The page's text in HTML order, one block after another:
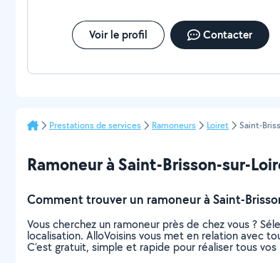
Voir le profil Contacter
Prestations de services Ramoneurs Loiret Saint-
Ramoneur à Saint-Brisson-sur-
Comment trouver un ramoneur à Saint-
Vous cherchez un ramoneur près de chez vous ?
localisation. AlloVoisins vous met en relation avec
C’est gratuit, simple et rapide pour réaliser tous